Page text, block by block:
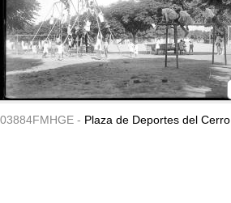
03884FMHGE - Plaza de Deportes del Cerro.